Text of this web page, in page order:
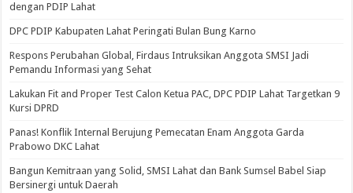
dengan PDIP Lahat
DPC PDIP Kabupaten Lahat Peringati Bulan Bung Karno
Respons Perubahan Global, Firdaus Intruksikan Anggota SMSI Jadi
Pemandu Informasi yang Sehat
Lakukan Fit and Proper Test Calon Ketua PAC, DPC PDIP Lahat Targetkan 9
Kursi DPRD
Panas! Konflik Internal Berujung Pemecatan Enam Anggota Garda
Prabowo DKC Lahat
Bangun Kemitraan yang Solid, SMSI Lahat dan Bank Sumsel Babel Siap
Bersinergi untuk Daerah